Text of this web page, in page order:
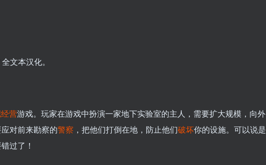
文本汉化。
经营游戏。玩家在游戏中扮演一家地下实验室的主人，需要扩大规模，向外
对前来勘察的警察 ，把他们打倒在地，防止他们破坏你的设施。可以说是
过了！